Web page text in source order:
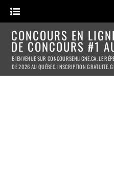
CONCOURS EN
DE CONCOURS #1
BIENVENUE SUR CONCOURSENLIGNE.CA. LE
DE 2026 AU QUÉBEC. INSCRIPTION GRATUITE.